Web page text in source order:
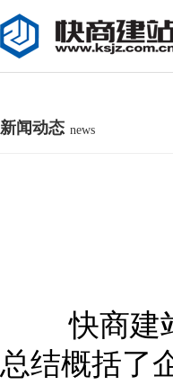
新闻动态 news
快商建
总结概括了